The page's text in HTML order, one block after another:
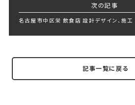
次の記事
名古屋市中区栄 飲食店 設計デザイン、施
記事一覧に戻る